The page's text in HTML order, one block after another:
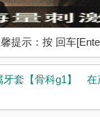
提示：按 回车
套【骨科g1】 在